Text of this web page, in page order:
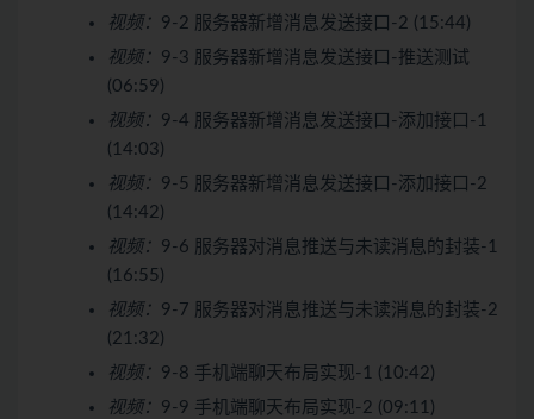
视频： 9-2 服务器新增消息发送接口-2 (15:44)
视频： 9-3 服务器新增消息发送接口-推送测试
(06:59)
视频： 9-4 服务器新增消息发送接口-添加接口-1
(14:03)
视频： 9-5 服务器新增消息发送接口-添加接口-2
(14:42)
视频： 9-6 服务器对消息推送与未读消息的封装-1
(16:55)
视频： 9-7 服务器对消息推送与未读消息的封装-2
(21:32)
视频： 9-8 手机端聊天布局实现-1 (10:42)
视频： 9-9 手机端聊天布局实现-2 (09:11)